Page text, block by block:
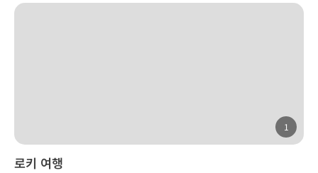
1
로키 여행